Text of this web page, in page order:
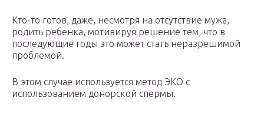
Кто-то готов, даже, несмотря на отсутствие мужа,
родить ребенка, мотивируя решение тем, что в
последующие годы это может стать неразрешимой
проблемой.
В этом случае используется метод ЭКО с
использованием донорской спермы.